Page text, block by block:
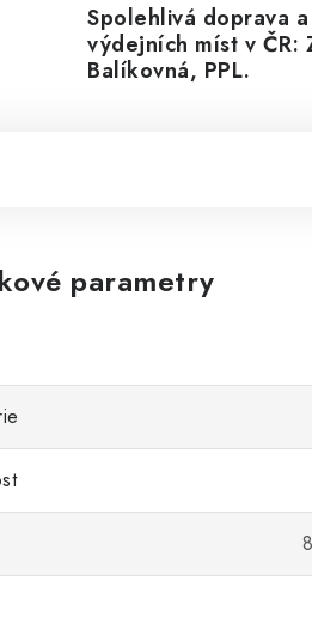
Spolehlivá doprava
výdejních míst v ČR:
Balíkovná, PPL.
parametry